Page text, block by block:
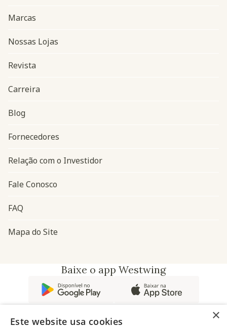
Navegação do rodapé
Marcas
Nossas Lojas
Revista
Carreira
Blog
Fornecedores
Relação com o Investidor
Fale Conosco
FAQ
Mapa do Site
Baixe o app Westwing
×
Este website usa cookies